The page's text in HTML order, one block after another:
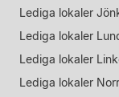
Lediga lokaler
Lediga lokaler
Lediga lokaler
Lediga lokaler